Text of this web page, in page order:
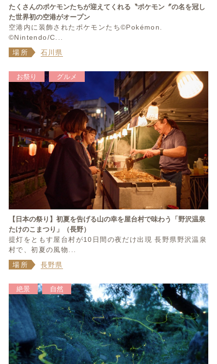
たくさんのポケモンたちが迎えてくれる〝ポケモン〞の名を冠し
た世界初の空港がオープン
空港内に装飾されたポケモンたち©Pokémon.
©Nintendo/C...
場所
石川県
お祭り グルメ
【日本の祭り】初夏を告げる山の幸を屋台村で味わう「野沢温泉
たけのこまつり」（長野）
提灯をともす屋台村が10日間の夜だけ出現 長野県野沢温泉
村で、初夏の風物...
場所
長野県
絶景 自然